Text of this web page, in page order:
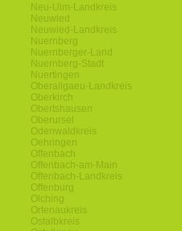
Neu-Ulm-Landkreis
Neuwied
Neuwied-Landkreis
Nuernberg
Nuernberger-Land
Nuernberg-Stadt
Nuertingen
Oberallgaeu-Landkreis
Oberkirch
Obertshausen
Oberursel
Odenwaldkreis
Oehringen
Offenbach
Offenbach-am-Main
Offenbach-Landkreis
Offenburg
Olching
Ortenaukreis
Ostalbkreis